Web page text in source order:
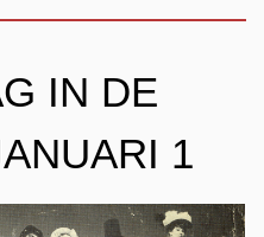
IN DE
1